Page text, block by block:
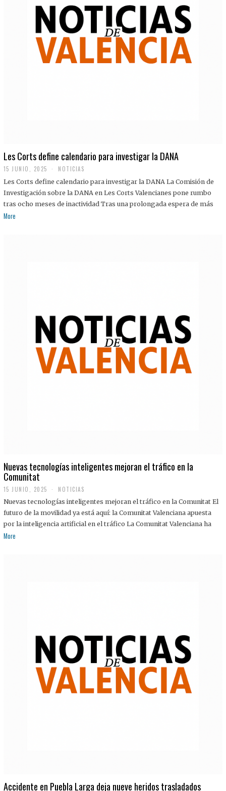
Les Corts define calendario para investigar la DANA
15 JUNIO, 2025 NOTICIAS
Les Corts define calendario para investigar la DANA La Comisión de
Investigación sobre la DANA en Les Corts Valencianes pone rumbo
tras ocho meses de inactividad Tras una prolongada espera de más
More
Nuevas tecnologías inteligentes mejoran el tráfico en la
Comunitat
15 JUNIO, 2025 NOTICIAS
Nuevas tecnologías inteligentes mejoran el tráfico en la Comunitat El
futuro de la movilidad ya está aquí: la Comunitat Valenciana apuesta
por la inteligencia artificial en el tráfico La Comunitat Valenciana ha
More
Accidente en Puebla Larga deja nueve heridos trasladados